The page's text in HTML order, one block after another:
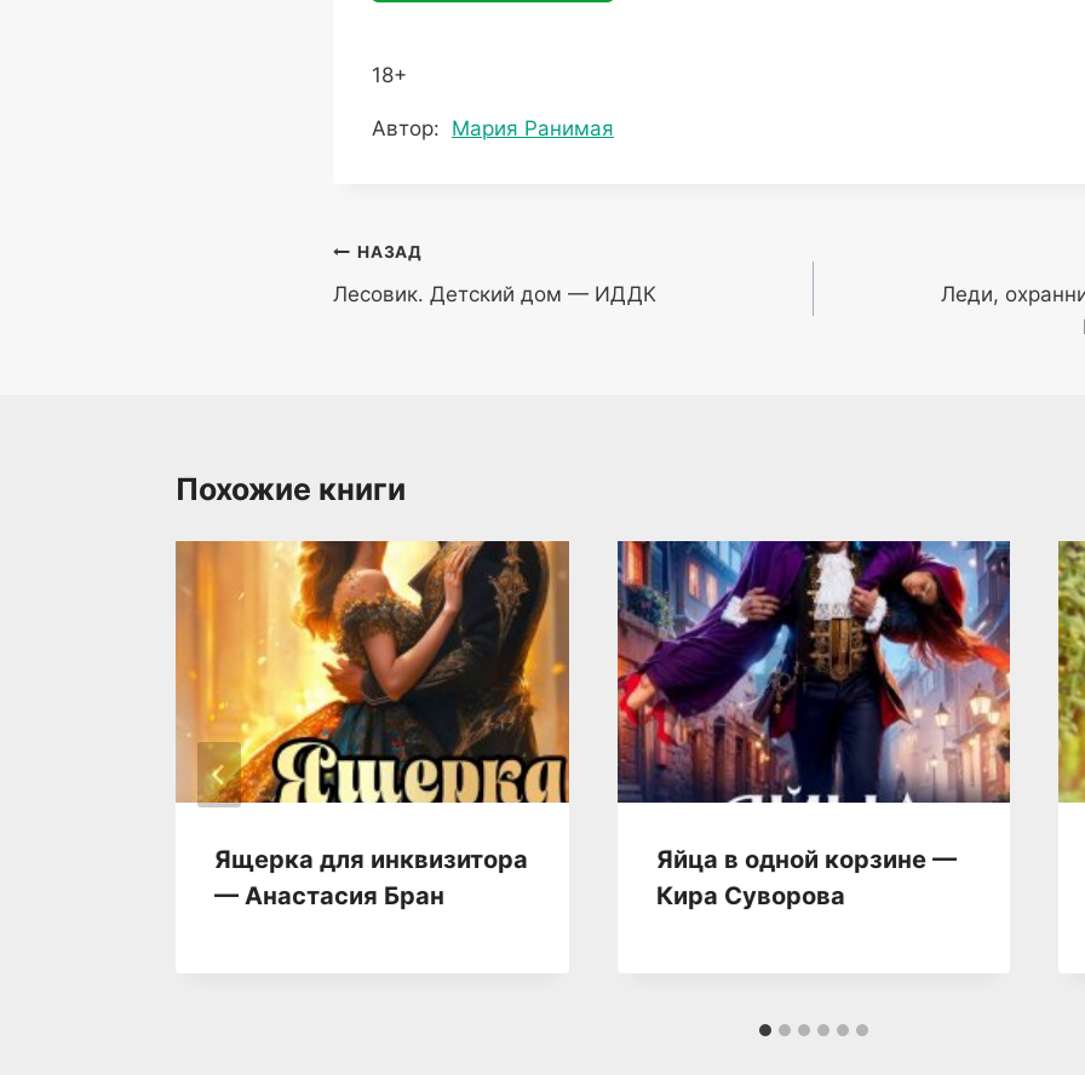
18+
Метки
Автор: Мария Ранимая
Навигация
по
НАЗАД
Лесовик. Детский дом — ИДДК
Леди,
Похожие книги
Ящерка для инквизитора
— Анастaсия Бран
Яйца в одной корзине —
Кира Суворова